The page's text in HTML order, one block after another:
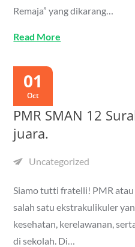
Remaja” yang dikarang…
Read More
01
Oct
PMR SMAN 12
juara.
Uncategorized
Siamo tutti fratelli! PMR atau
salah satu ekstrakulikuler
kesehatan, kerelawanan,
di sekolah. Di…